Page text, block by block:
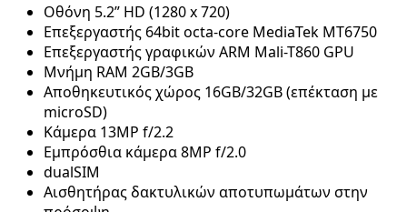
Οθόνη 5.2” HD (1280 x 720)
Επεξεργαστής 64bit octa-core MediaTek MT6750
Επεξεργαστής γραφικών ARM Mali-T860 GPU
Μνήμη RAM 2GB/3GB
Αποθηκευτικός χώρος 16GB/32GB (επέκταση με
microSD)
Κάμερα 13MP f/2.2
Εμπρόσθια κάμερα 8MP f/2.0
dualSIM
Αισθητήρας δακτυλικών αποτυπωμάτων στην